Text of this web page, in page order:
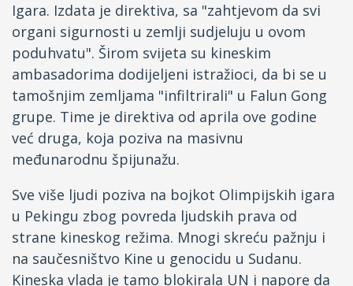
Igara. Izdata je direktiva, sa "zahtjevom da svi
organi sigurnosti u zemlji sudjeluju u ovom
poduhvatu". Širom svijeta su kineskim
ambasadorima dodijeljeni istražioci, da bi se u
tamošnjim zemljama "infiltrirali" u Falun Gong
grupe. Time je direktiva od aprila ove godine
već druga, koja poziva na masivnu
međunarodnu špijunažu.
Sve više ljudi poziva na bojkot Olimpijskih igara
u Pekingu zbog povreda ljudskih prava od
strane kineskog režima. Mnogi skreću pažnju i
na saučesništvo Kine u genocidu u Sudanu.
Kineska vlada je tamo blokirala UN i napore da